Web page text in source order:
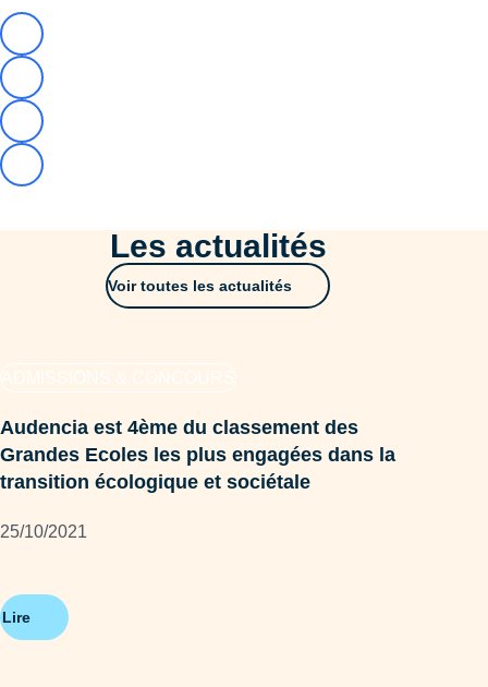
Les actualités
Voir toutes les actualités
Audencia est 4ème du classement des
Grandes Ecoles les plus engagées dans la
transition écologique et sociétale
25/10/2021
Lire